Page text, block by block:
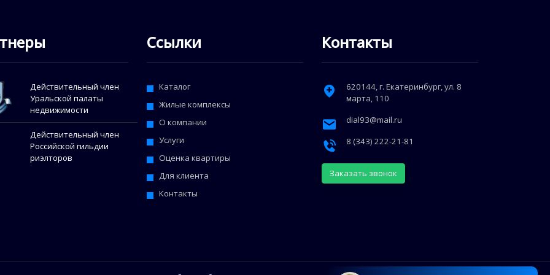
Действительный член
Уральской палаты
недвижимости
Действительный член
Российской гильдии
риэлторов
Ссылки
Каталог
Жилые комплексы
О компании
Услуги
Оценка квартиры
Для клиента
Контакты
Контакты
620144 , г. Екатеринбург, ул. 8
марта, 110
dial93@mail.ru
8 (343) 222-21-81
Заказать звонок